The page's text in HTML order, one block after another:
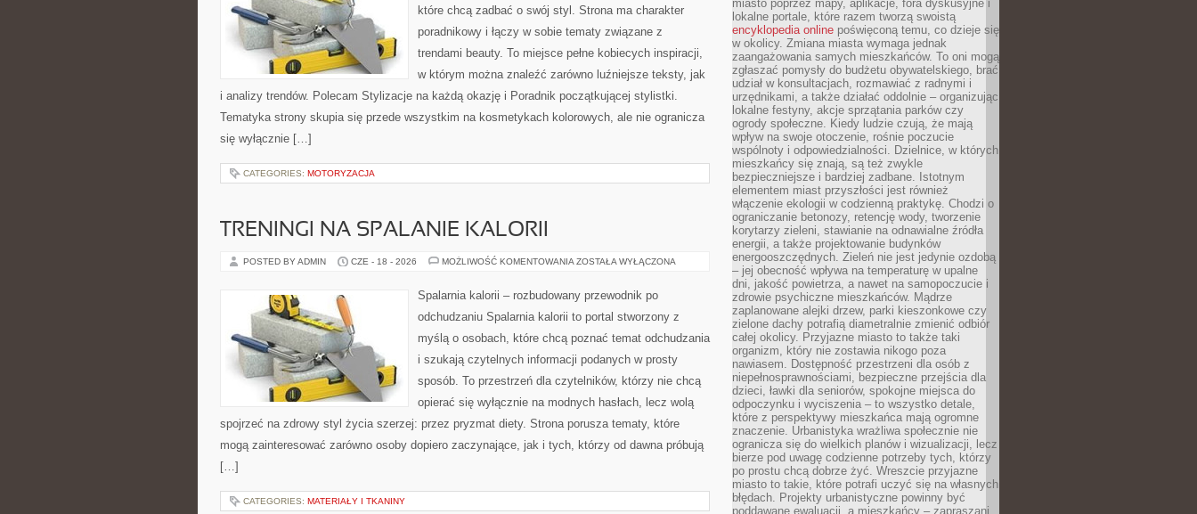
które chcą zadbać o swój styl. Strona ma charakter
poradnikowy i łączy w sobie tematy związane z
trendami beauty. To miejsce pełne kobiecych inspiracji,
w którym można znaleźć zarówno luźniejsze teksty, jak
i analizy trendów. Polecam Stylizacje na każdą okazję i Poradnik początkującej stylistki.
Tematyka strony skupia się przede wszystkim na kosmetykach kolorowych, ale nie ogranicza
się wyłącznie […]
CATEGORIES: MOTORYZACJA
TRENINGI NA SPALANIE KALORII
POSTED BY ADMIN CZE - 18 - 2026 MOŻLIWOŚĆ KOMENTOWANIA TRENINGI
ZOSTAŁA WYŁĄCZONA
Spalarnia kalorii – rozbudowany przewodnik po
odchudzaniu Spalarnia kalorii to portal stworzony z
myślą o osobach, które chcą poznać temat odchudzania
i szukają czytelnych informacji podanych w prosty
sposób. To przestrzeń dla czytelników, którzy nie chcą
opierać się wyłącznie na modnych hasłach, lecz wolą
spojrzeć na zdrowy styl życia szerzej: przez pryzmat diety. Strona porusza tematy, które
mogą zainteresować zarówno osoby dopiero zaczynające, jak i tych, którzy od dawna próbują
[…]
CATEGORIES: MATERIAŁY I TKANINY
miasto poprzez mapy, aplikacje, fora dyskusyjne i
lokalne portale, które razem tworzą swoistą
encyklopedia online poświęconą temu, co dzieje się
w okolicy. Zmiana miasta wymaga jednak
zaangażowania samych mieszkańców. To oni mogą
zgłaszać pomysły do budżetu obywatelskiego, brać
udział w konsultacjach, rozmawiać z radnymi i
urzędnikami, a także działać oddolnie – organizując
lokalne festyny, akcje sprzątania parków czy
ogrody społeczne. Kiedy ludzie czują, że mają
wpływ na swoje otoczenie, rośnie poczucie
wspólnoty i odpowiedzialności. Dzielnice, w których
mieszkańcy się znają, są też zwykle
bezpieczniejsze i bardziej zadbane. Istotnym
elementem miast przyszłości jest również
włączenie ekologii w codzienną praktykę. Chodzi o
ograniczanie betonozy, retencję wody, tworzenie
korytarzy zieleni, stawianie na odnawialne źródła
energii, a także projektowanie budynków
energooszczędnych. Zieleń nie jest jedynie ozdobą
– jej obecność wpływa na temperaturę w upalne
dni, jakość powietrza, a nawet na samopoczucie i
zdrowie psychiczne mieszkańców. Mądrze
zaplanowane alejki drzew, parki kieszonkowe czy
zielone dachy potrafią diametralnie zmienić odbiór
całej okolicy. Przyjazne miasto to także taki
organizm, który nie zostawia nikogo poza
nawiasem. Dostępność przestrzeni dla osób z
niepełnosprawnościami, bezpieczne przejścia dla
dzieci, ławki dla seniorów, spokojne miejsca do
odpoczynku i wyciszenia – to wszystko detale,
które z perspektywy mieszkańca mają ogromne
znaczenie. Urbanistyka wrażliwa społecznie nie
ogranicza się do wielkich planów i wizualizacji, lecz
bierze pod uwagę codzienne potrzeby tych, którzy
po prostu chcą dobrze żyć. Wreszcie przyjazne
miasto to takie, które potrafi uczyć się na własnych
błędach. Projekty urbanistyczne powinny być
poddawane ewaluacji, a mieszkańcy – zapraszani